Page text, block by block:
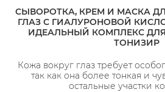
СЫВОРОТКА, КРЕМ И МАСКА
ГЛАЗ С ГИАЛУРОНОВОЙ
ИДЕАЛЬНЫЙ КОМПЛЕКС
ТОНИЗИР
Кожа вокруг глаз требует
так как она более тонкая и
остальные участки